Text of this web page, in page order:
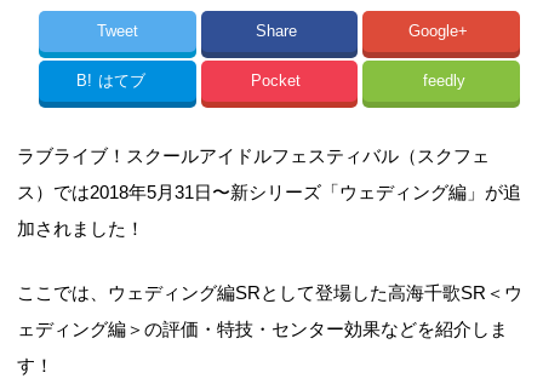
Tweet Share Google+
B! はてブ Pocket feedly
ラブライブ！スクールアイドルフェスティバル（スクフェ
ス）では2018年5月31日〜新シリーズ「ウェディング編」が追
加されました！
ここでは、ウェディング編SRとして登場した高海千歌SR＜ウ
ェディング編＞の評価・特技・センター効果などを紹介しま
す！